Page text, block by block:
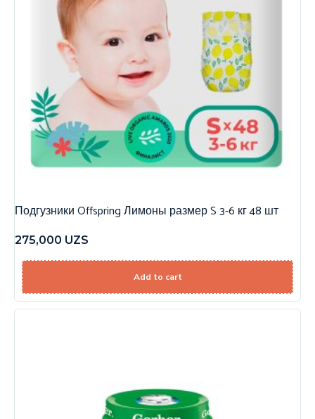
Подгузники Offspring Лимоны размер S 3-6 кг 48 шт
275,000 UZS
Add to cart